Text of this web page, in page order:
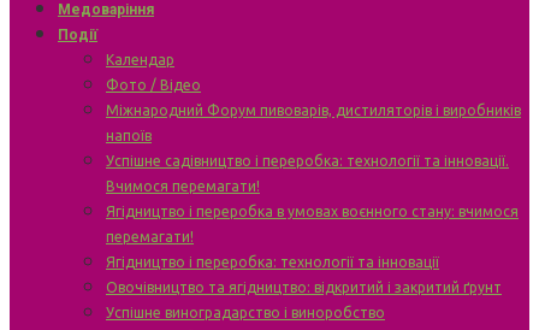
Медоваріння
Події
Календар
Фото / Відео
Міжнародний Форум пивоварів, дистиляторів і виробників
напоїв
Успішне садівництво і переробка: технології та інновації.
Вчимося перемагати!
Ягідництво і переробка в умовах воєнного стану: вчимося
перемагати!
Ягідництво і переробка: технології та інновації
Овочівництво та ягідництво: відкритий і закритий ґрунт
Успішне виноградарство і виноробство